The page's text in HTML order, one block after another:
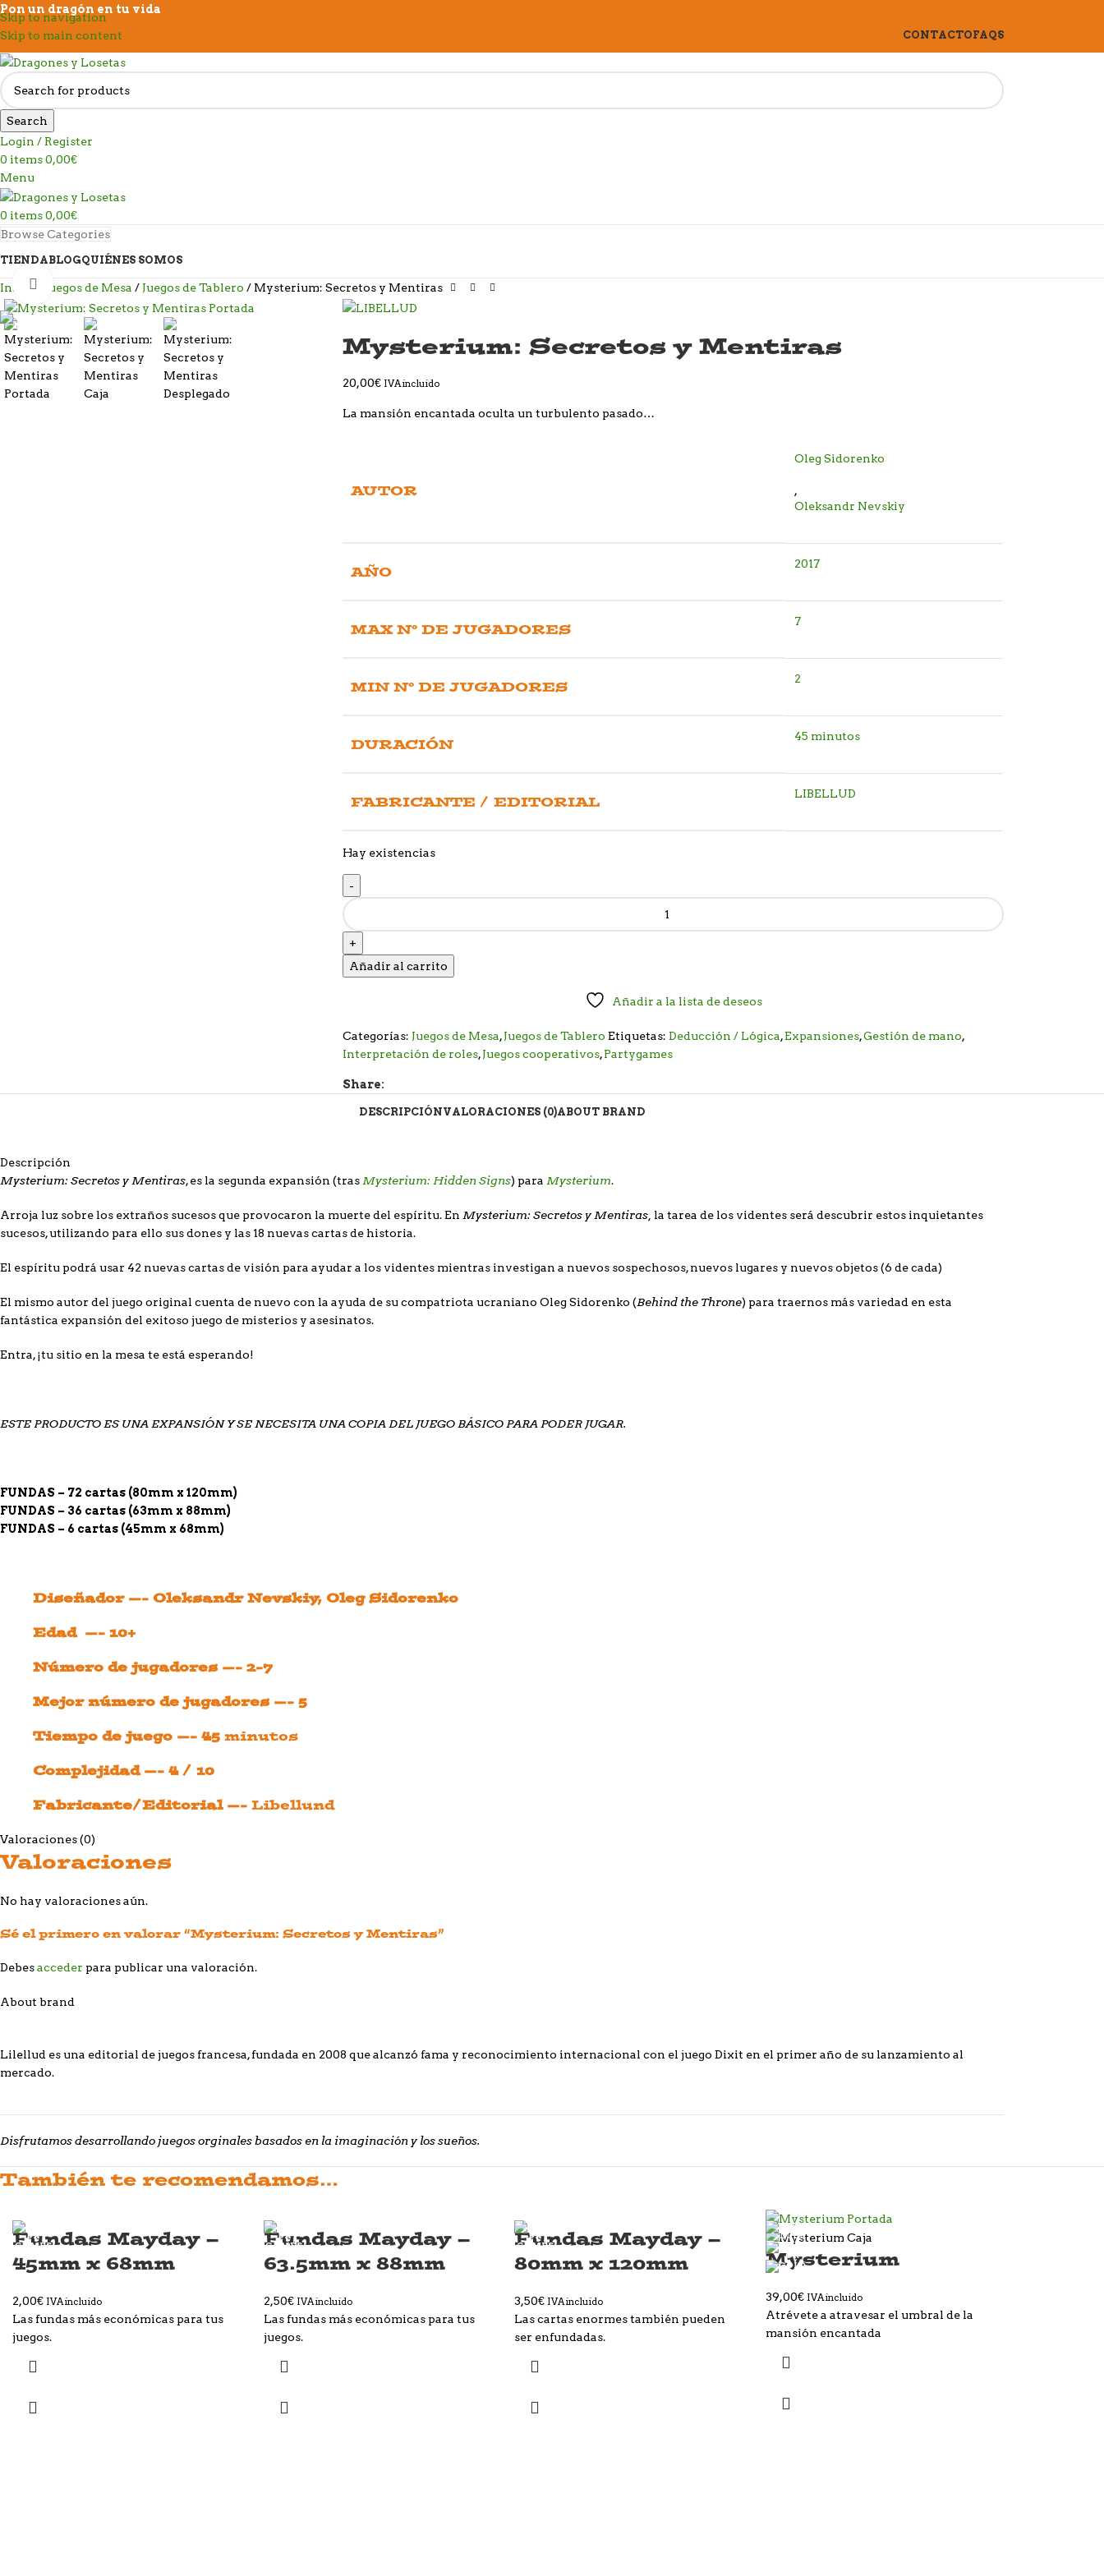
Skip to navigation
Skip to main content
Pon un dragón en tu vida
CONTACTOFAQS
Search
Login / Register
0 items0,00€
Menu
0 items0,00€
Browse Categories
TIENDABLOGQUIÉNES SOMOS
Inicio Juegos de Mesa Juegos de Tablero Mysterium: Secretos y Mentiras
Click to enlarge
Mysterium: Secretos y Mentiras
20,00€ IVA incluido
La mansión encantada oculta un turbulento pasado…
AUTOR
Oleg Sidorenko
,
Oleksandr Nevskiy
AÑO 2017
MAX Nº DE JUGADORES 7
MIN Nº DE JUGADORES 2
DURACIÓN 45 minutos
FABRICANTE / EDITORIAL LIBELLUD
Hay existencias
Añadir al carrito
Añadir a la lista de deseos
Categorías: Juegos de Mesa,Juegos de Tablero Etiquetas: Deducción / Lógica,Expansiones,Gestión de mano,
Interpretación de roles,Juegos cooperativos,Partygames
Share:
DESCRIPCIÓNVALORACIONES (0)ABOUT BRAND
Descripción
Mysterium: Secretos y Mentiras, es la segunda expansión (trasMysterium: Hidden Signs) para Mysterium.
Arroja luz sobre los extraños sucesos que provocaron la muerte del espíritu. En Mysterium: Secretos y Mentiras, la tarea de los videntes será descubrir estos inquietantes
sucesos, utilizando para ello sus dones y las 18 nuevas cartas de historia.
El espíritu podrá usar 42 nuevas cartas de visión para ayudar a los videntes mientras investigan a nuevos sospechosos, nuevos lugares y nuevos objetos (6 de cada)
El mismo autor del juego original cuenta de nuevo con la ayuda de su compatriota ucraniano Oleg Sidorenko (Behind the Throne) para traernos más variedad en esta
fantástica expansión del exitoso juego de misterios y asesinatos.
Entra, ¡tu sitio en la mesa te está esperando!
ESTE PRODUCTO ES UNA EXPANSIÓN Y SE NECESITA UNA COPIA DEL JUEGO BÁSICO PARA PODER JUGAR.
FUNDAS – 72 cartas (80mm x 120mm)
FUNDAS – 36 cartas (63mm x 88mm)
FUNDAS – 6 cartas (45mm x 68mm)
Diseñador —- Oleksandr Nevskiy, Oleg Sidorenko
Edad —- 10+
Número de jugadores —- 2-7
Mejor número de jugadores —- 5
Tiempo de juego —- 45 minutos
Complejidad —- 4 / 10
Fabricante/Editorial —- Libellund
Valoraciones (0)
Valoraciones
No hay valoraciones aún.
Sé el primero en valorar “Mysterium: Secretos y Mentiras”
Debesacceder para publicar una valoración.
About brand
Lilellud es una editorial de juegos francesa, fundada en 2008 que alcanzó fama y reconocimiento internacional con el juego Dixit en el primer año de su lanzamiento al
mercado.
Disfrutamos desarrollando juegos orginales basados en la imaginación y los sueños.
También te recomendamos…
Fundas Mayday –
45mm x 68mm
2,00€ IVA incluido
Las fundas más económicas para tus
juegos.
Fundas Mayday –
63.5mm x 88mm
2,50€ IVA incluido
Las fundas más económicas para tus
juegos.
Fundas Mayday –
80mm x 120mm
3,50€ IVA incluido
Las cartas enormes también pueden
ser enfundadas.
Mysterium
39,00€ IVA incluido
Atrévete a atravesar el umbral de la
mansión encantada